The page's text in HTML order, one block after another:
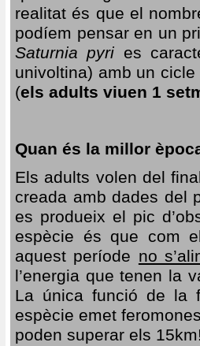
realitat és que el
podíem pensar en un
Saturnia pyri es
univoltina) amb un
(els adults viuen 1
Quan és la millor
Els adults volen del
creada amb dades del
es produeix el pic
espècie és que com
aquest període no
l’energia que tenen la
La única funció de la
espècie emet
poden superar els